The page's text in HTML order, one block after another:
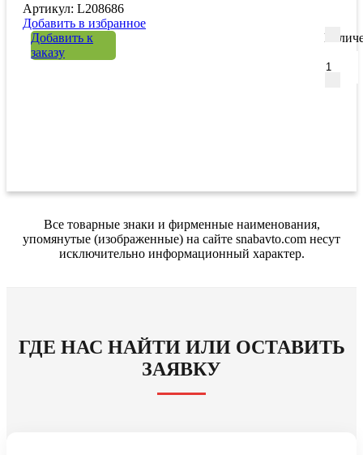
Артикул: L208686
Добавить в избранное
Добавить к
заказу
Все товарные знаки и фирменные наименования,
упомянутые (изображенные) на сайте snabavto.com несут
исключительно информационный характер.
ГДЕ НАС НАЙТИ ИЛИ ОСТАВИТЬ
ЗАЯВКУ